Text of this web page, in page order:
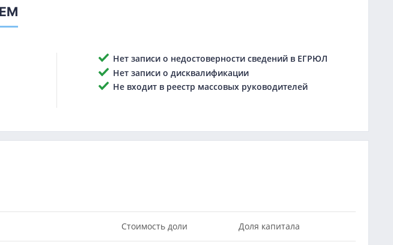
Нет записи о недостоверности сведений в ЕГРЮЛ
Нет записи о дисквалификации
Не входит в реестр массовых руководителей
Стоимость доли Доля капитала